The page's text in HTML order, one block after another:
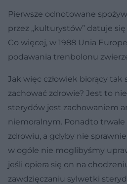
Pierwsze odnotowane
przez „kulturystów” datuje
Co więcej, w 1988 Unia
podawania trenbolonu
Jak więc człowiek biorący tak
zachować zdrowie? Jest to
sterydów jest zachowaniem
niemoralnym. Ponadto trwale
zdrowiu, a gdyby nie sprawnie
w ogóle nie moglibyśmy
jeśli opiera się on na
zawdzięczaniu sylwetki